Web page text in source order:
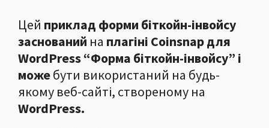
Цей приклад форми біткойн-інвойсу
заснований на плагіні Coinsnap для
WordPress “Форма біткойн-інвойсу” і
можебути використаний на будь-
якому веб-сайті, створеному на
WordPress.